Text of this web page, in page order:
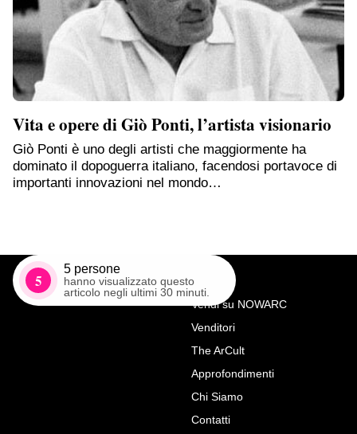
Vita e opere di Giò Ponti, l’artista visionario
Giò Ponti è uno degli artisti che maggiormente ha
dominato il dopoguerra italiano, facendosi portavoce di
importanti innovazioni nel mondo…
5
5 persone
hanno visualizzato questo
articolo negli ultimi 30 minuti.
Richiedi Maggiori Info su
Enotrio Pugliese, “Marina con
ancore”
Vendi su NOWARC
Venditori
The ArCult
Approfondimenti
Chi Siamo
Contatti